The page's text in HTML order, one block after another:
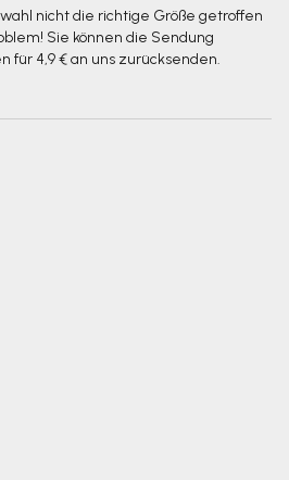
nicht die richtige Größe getroffen
Sie können die Sendung
für 4,9 € an uns zurücksenden.